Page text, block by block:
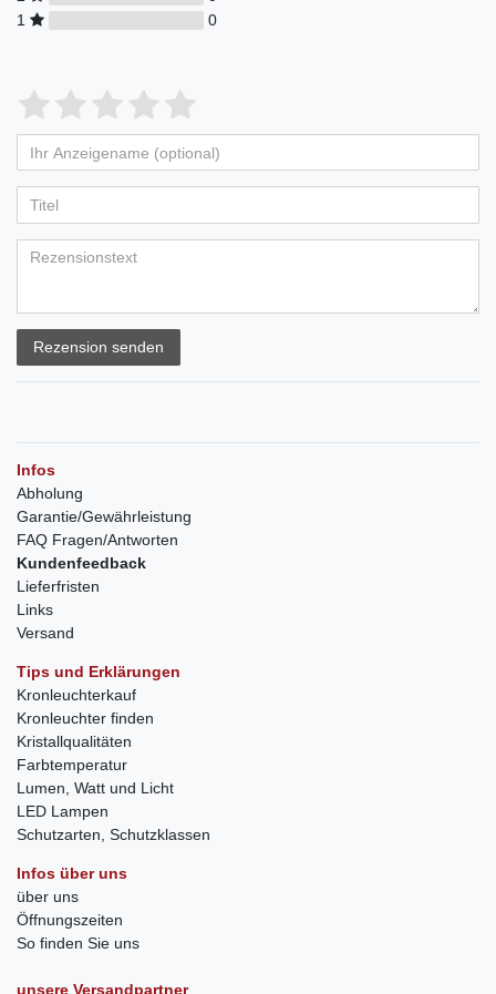
1
0
Rezension senden
Infos
Abholung
Garantie/Gewährleistung
FAQ Fragen/Antworten
Kundenfeedback
Lieferfristen
Links
Versand
Tips und Erklärungen
Kronleuchterkauf
Kronleuchter finden
Kristallqualitäten
Farbtemperatur
Lumen, Watt und Licht
LED Lampen
Schutzarten, Schutzklassen
Infos über uns
über uns
Öffnungszeiten
So finden Sie uns
unsere Versandpartner